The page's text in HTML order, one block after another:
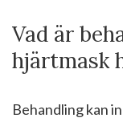
Vad är
hjärtmask
Behandling kan